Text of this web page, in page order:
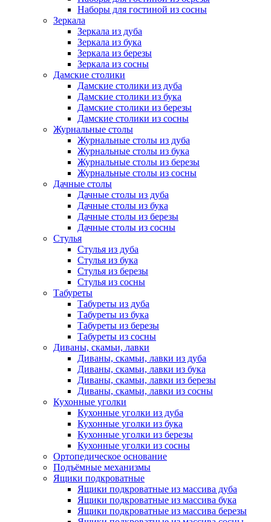
Наборы для гостиной из сосны
Зеркала
Зеркала из дуба
Зеркала из бука
Зеркала из березы
Зеркала из сосны
Дамские столики
Дамские столики из дуба
Дамские столики из бука
Дамские столики из березы
Дамские столики из сосны
Журнальные столы
Журнальные столы из дуба
Журнальные столы из бука
Журнальные столы из березы
Журнальные столы из сосны
Дачные столы
Дачные столы из дуба
Дачные столы из бука
Дачные столы из березы
Дачные столы из сосны
Стулья
Стулья из дуба
Стулья из бука
Стулья из березы
Стулья из сосны
Табуреты
Табуреты из дуба
Табуреты из бука
Табуреты из березы
Табуреты из сосны
Диваны, скамьи, лавки
Диваны, скамьи, лавки из дуба
Диваны, скамьи, лавки из бука
Диваны, скамьи, лавки из березы
Диваны, скамьи, лавки из сосны
Кухонные уголки
Кухонные уголки из дуба
Кухонные уголки из бука
Кухонные уголки из березы
Кухонные уголки из сосны
Ортопедическое основание
Подъёмные механизмы
Ящики подкроватные
Ящики подкроватные из массива дуба
Ящики подкроватные из массива бука
Ящики подкроватные из массива березы